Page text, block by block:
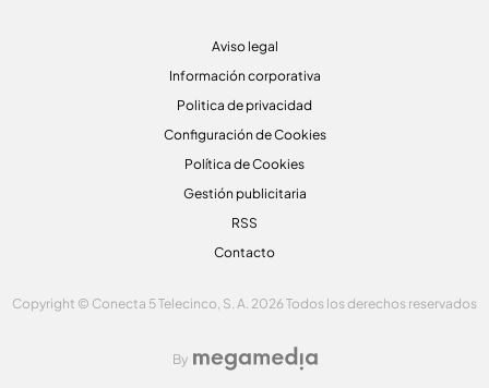
Aviso legal
Información corporativa
Politica de privacidad
Configuración de Cookies
Política de Cookies
Gestión publicitaria
RSS
Contacto
Copyright © Conecta 5 Telecinco, S. A. 2026 Todos los derechos reservados
By